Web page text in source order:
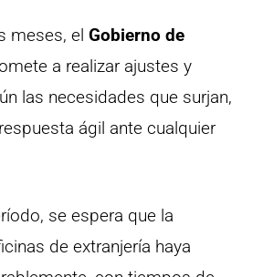
meses, el Gobierno de
a realizar ajustes y
las necesidades que surjan,
ágil ante cualquier
se espera que la
de extranjería haya